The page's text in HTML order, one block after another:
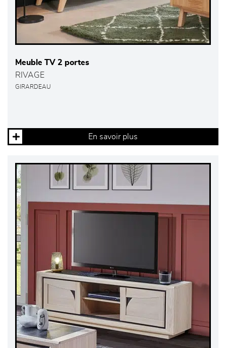
Meuble TV 2 portes
RIVAGE
GIRARDEAU
En savoir plus